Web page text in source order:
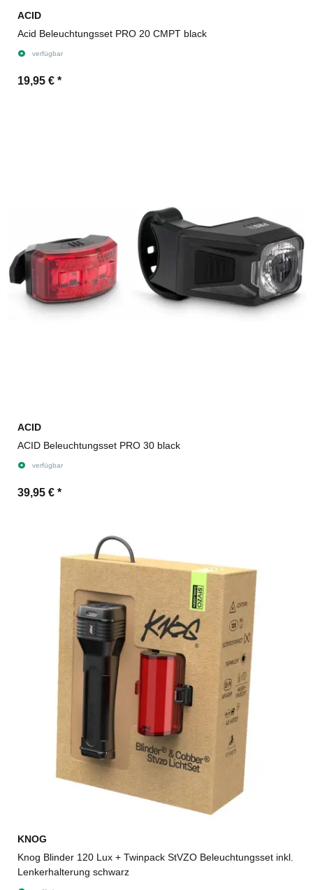
ACID
Acid Beleuchtungsset PRO 20 CMPT black
verfügbar
19,95 € *
ACID
ACID Beleuchtungsset PRO 30 black
verfügbar
39,95 € *
KNOG
Knog Blinder 120 Lux + Twinpack StVZO Beleuchtungsset inkl.
Lenkerhalterung schwarz